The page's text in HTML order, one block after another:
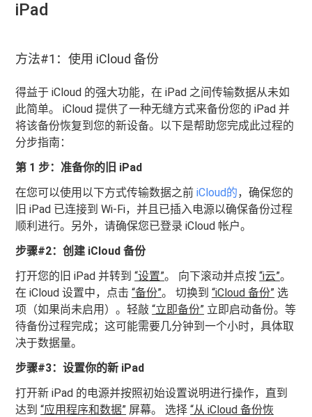
iPad
方法#1：使用 iCloud 备份
得益于 iCloud 的强大功能，在 iPad 之间传输数据从未如
此简单。 iCloud 提供了一种无缝方式来备份您的 iPad 并
将该备份恢复到您的新设备。以下是帮助您完成此过程的
分步指南：
第 1 步：准备你的旧 iPad
在您可以使用以下方式传输数据之前iCloud的，确保您的
旧 iPad 已连接到 Wi-Fi，并且已插入电源以确保备份过程
顺利进行。另外，请确保您已登录 iCloud 帐户。
步骤#2：创建 iCloud 备份
打开您的旧 iPad 并转到“设置”。 向下滚动并点按“i云”。
在 iCloud 设置中，点击“备份”。 切换到“iCloud 备份” 选
项（如果尚未启用）。轻敲“立即备份” 立即启动备份。等
待备份过程完成；这可能需要几分钟到一个小时，具体取
决于数据量。
步骤#3：设置你的新 iPad
打开新 iPad 的电源并按照初始设置说明进行操作，直到
达到“应用程序和数据” 屏幕。 选择“从 iCloud 备份恢